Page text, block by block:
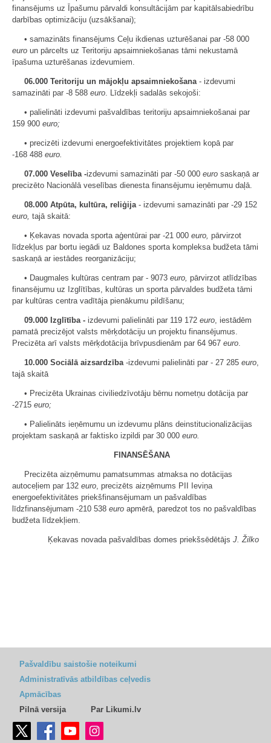
finansējums uz Īpašumu pārvaldi konsultācijām par kapitālsabiedrību
darbības optimizāciju (uzsākšanai);
• samazināts finansējums Ceļu ikdienas uzturēšanai par -58 000
euro un pārcelts uz Teritoriju apsaimniekošanas tāmi nekustamā
īpašuma uzturēšanas izdevumiem.
06.000 Teritoriju un mājokļu apsaimniekošana - izdevumi
samazināti par -8 588 euro . Līdzekļi sadalās sekojoši:
• palielināti izdevumi pašvaldības teritoriju apsaimniekošanai par
159 900 euro;
• precizēti izdevumi energoefektivitātes projektiem kopā par
-168 488 euro.
07.000 Veselība -izdevumi samazināti par -50 000 euro saskaņā ar
precizēto Nacionālā veselības dienesta finansējumu ieņēmumu daļā.
08.000 Atpūta, kultūra, reliģija - izdevumi samazināti par -29 152
euro, tajā skaitā:
• Ķekavas novada sporta aģentūrai par -21 000 euro, pārvirzot
līdzekļus par bortu iegādi uz Baldones sporta kompleksa budžeta tāmi
saskaņā ar iestādes reorganizāciju;
• Daugmales kultūras centram par - 9073 euro, pārvirzot atlīdzības
finansējumu uz Izglītības, kultūras un sporta pārvaldes budžeta tāmi
par kultūras centra vadītāja pienākumu pildīšanu;
09.000 Izglītība - izdevumi palielināti par 119 172 euro , iestādēm
pamatā precizējot valsts mērķdotāciju un projektu finansējumus.
Precizēta arī valsts mērķdotācija brīvpusdienām par 64 967 euro
10.000 Sociālā aizsardzība -izdevumi palielināti par - 27 285 euro
tajā skaitā
• Precizēta Ukrainas civiliedzīvotāju bērnu nometņu dotācija par
-2715 euro;
• Palielināts ieņēmumu un izdevumu plāns deinstitucionalizācijas
projektam saskaņā ar faktisko izpildi par 30 000 euro.
FINANSĒŠANA
Precizēta aizņēmumu pamatsummas atmaksa no dotācijas
autoceļiem par 132 euro , precizēts aizņēmums PII Ieviņa
energoefektivitātes priekšfinansējumam un pašvaldības
līdzfinansējumam -210 538 euro apmērā, paredzot tos no pašvaldības
budžeta līdzekļiem.
Ķekavas novada pašvaldības domes priekšsēdētājs J. Žilko
Pašvaldību saistošie noteikumi
Administratīvās atbildības ceļvedis
Apmācības
Pilnā versija
Par Likumi.lv